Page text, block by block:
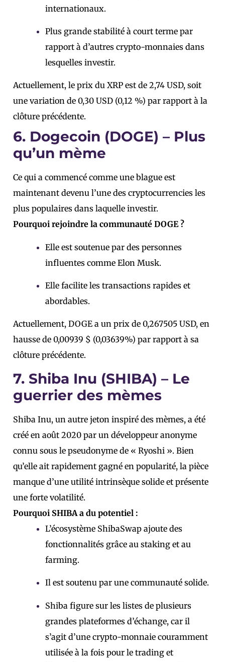
internationaux.
Plus grande stabilité à court terme par
rapport à d’autres crypto-monnaies dans
lesquelles investir.
Actuellement, le prix du XRP est de 2,74 USD, soit
une variation de 0,30 USD (0,12 %) par rapport à la
clôture précédente.
6. Dogecoin (DOGE) – Plus
qu’un mème
Ce qui a commencé comme une blague est
maintenant devenu l’une des cryptocurrencies les
plus populaires dans laquelle investir.
Pourquoi rejoindre la communauté DOGE ?
Elle est soutenue par des personnes
influentes comme Elon Musk.
Elle facilite les transactions rapides et
abordables.
Actuellement, DOGE a un prix de 0,267505 USD, en
hausse de 0,00939 $ (0,03639%) par rapport à sa
clôture précédente.
7. Shiba Inu (SHIBA) – Le
guerrier des mèmes
Shiba Inu, un autre jeton inspiré des mèmes, a été
créé en août 2020 par un développeur anonyme
connu sous le pseudonyme de « Ryoshi ». Bien
qu’elle ait rapidement gagné en popularité, la pièce
manque d’une utilité intrinsèque solide et présente
une forte volatilité.
Pourquoi SHIBA a du potentiel :
L’écosystème ShibaSwap ajoute des
fonctionnalités grâce au staking et au
farming.
Il est soutenu par une communauté solide.
Shiba figure sur les listes de plusieurs
grandes plateformes d’échange, car il
s’agit d’une crypto-monnaie couramment
utilisée à la fois pour le trading et